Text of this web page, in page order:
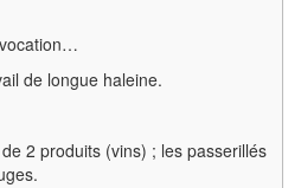
de longue haleine.
2 produits (vins) ; les passerillés